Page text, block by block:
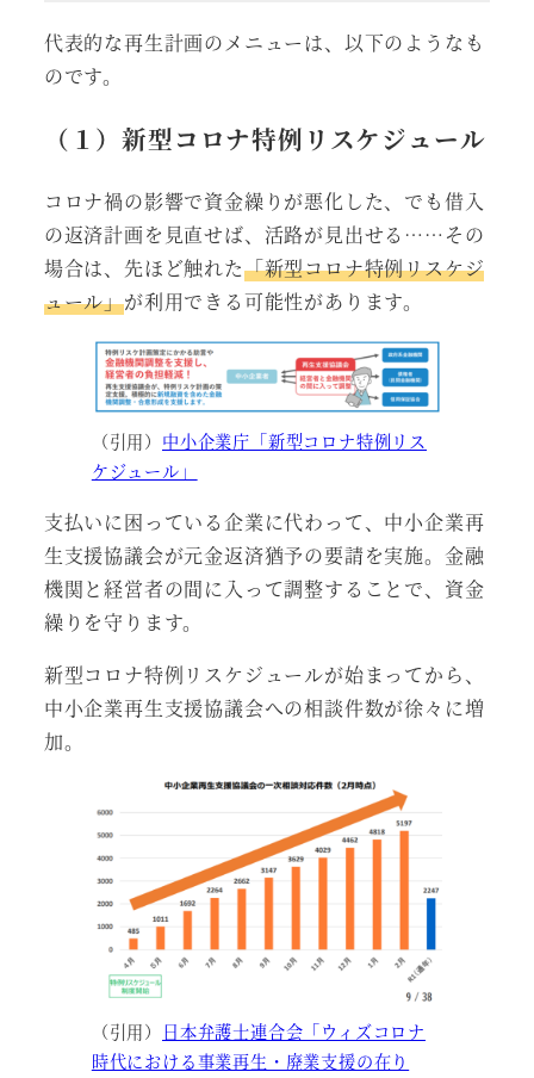
代表的な再生計画のメニューは、以下のようなも
のです。
（１）新型コロナ特例リスケジュール
コロナ禍の影響で資金繰りが悪化した、でも借入
の返済計画を見直せば、活路が見出せる……その
場合は、先ほど触れた「新型コロナ特例リスケジ
ュール」が利用できる可能性があります。
（引用） 中小企業庁「新型コロナ特例リス
ケジュール」
支払いに困っている企業に代わって、中小企業再
生支援協議会が元金返済猶予の要請を実施。金融
機関と経営者の間に入って調整することで、資金
繰りを守ります。
新型コロナ特例リスケジュールが始まってから、
中小企業再生支援協議会への相談件数が徐々に増
加。
（引用） 日本弁護士連合会「ウィズコロナ
時代における事業再生・廃業支援の在り